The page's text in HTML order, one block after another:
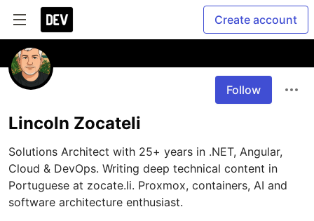
Create account
Follow
Lincoln Zocateli
Solutions Architect with 25+ years in .NET, Angular,
Cloud & DevOps. Writing deep technical content in
Portuguese at zocate.li. Proxmox, containers, AI and
software architecture enthusiast.